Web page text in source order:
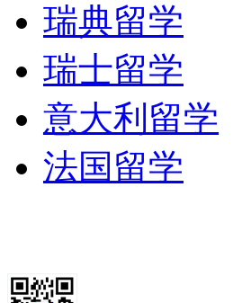
瑞典留学
瑞士留学
意大利留学
法国留学